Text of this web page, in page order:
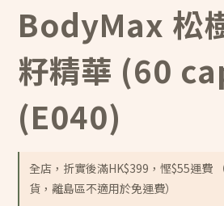
BodyMax 松
籽精華 (60
(E040)
全店，折實後滿HK$399，慳$55運費
貨，離島區不適用於免運費）